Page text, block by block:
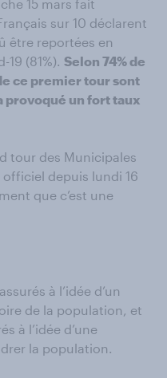
15 mars fait
sur 10 déclarent
être reportées en
19 (81%). Selon 74% de
ce premier tour sont
provoqué un fort taux
tour des Municipales
depuis lundi 16
que c’est une
à l’idée d’un
de la population, et
à l’idée d’une
la population.